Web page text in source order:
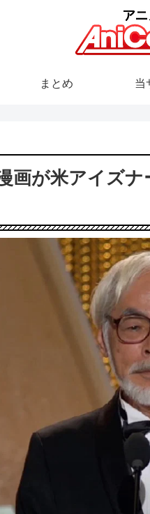
まとめ 当
画が米アイズ